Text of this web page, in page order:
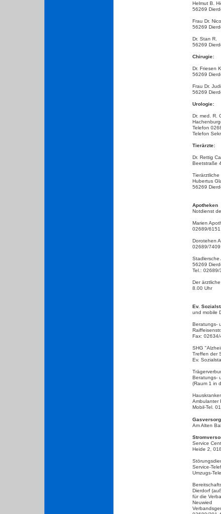
Helmut B.
56269
Frau Dr.
56269
Dr. Stan R.
56269
Chirugie:
Dr. Friesen
56269
Frau Dr.
56269
Urologie:
Dr. med. R.
Telefon
Telefon
Tierärzte:
Dr. Rettig
Beetstraße
Hubertus
56269
Apotheken
Notdienst
Marien
02689/
Dorotehen
02689/
Stadlersche
56269
Tel.:
Der
8.00 Uhr
Ev.
und mobile
Beratungs-
Fax:
SHG
Treffen der
Ev.
Beratungs-
(Raum 1 in
Ambulanter
Mobil-Tel.
Am Alten
Service
Heide 2,
Service-
Umzugs-
Dierdorf
für die
Neuwied